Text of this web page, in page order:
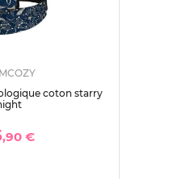
coton starry
,90 €